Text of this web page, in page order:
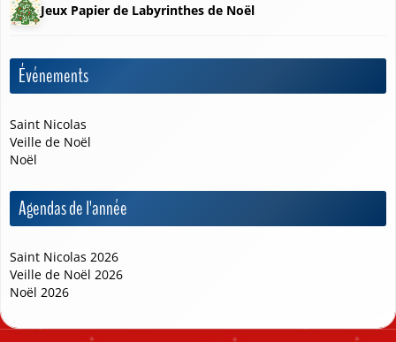
Jeux Papier de Labyrinthes de Noël
Événements
Saint Nicolas
Veille de Noël
Noël
Agendas de l'année
Saint Nicolas 2026
Veille de Noël 2026
Noël 2026